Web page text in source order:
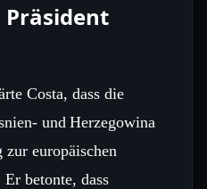
Präsident
Costa, dass die
und Herzegowina
europäischen
betonte, dass